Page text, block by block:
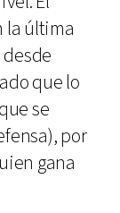
la última
que lo
se
por
gana